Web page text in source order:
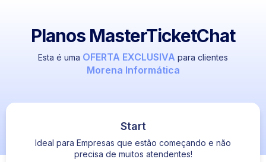
Planos MasterTicketChat
Esta é uma OFERTA EXCLUSIVA para clientes
Morena Informática
Start
Ideal para Empresas que estão começando e não
precisa de muitos atendentes!